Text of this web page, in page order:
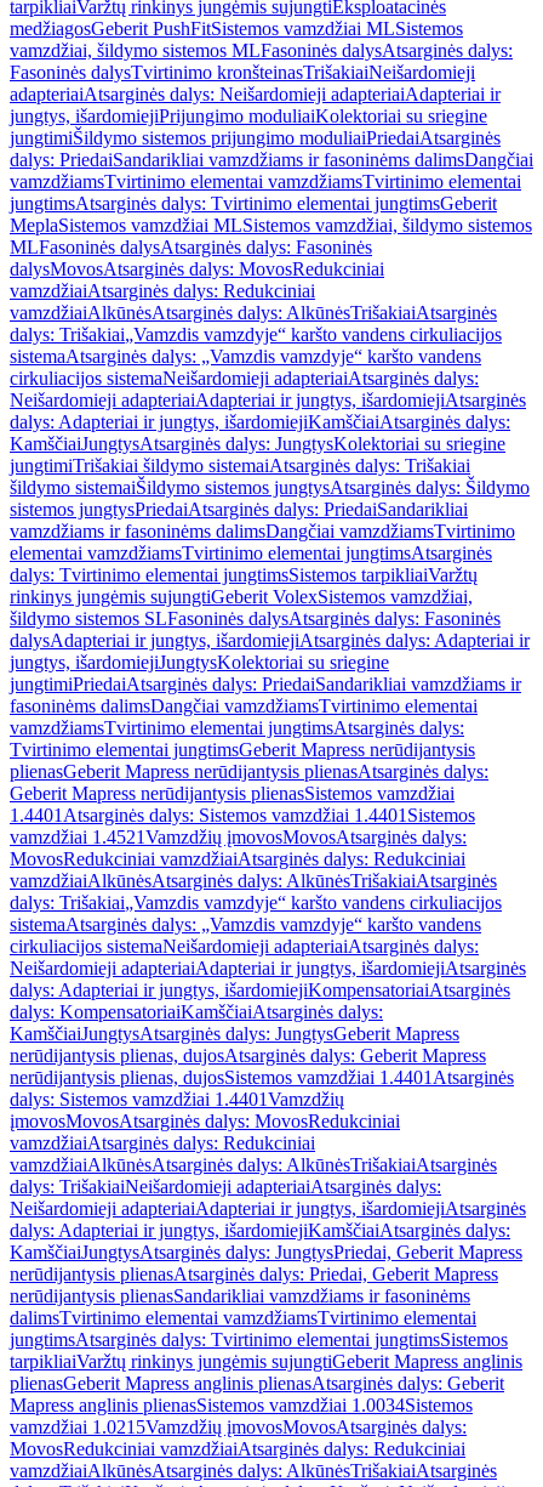
tarpikliaiVaržtų rinkinys jungėmis sujungtiEksploatacinės
medžiagosGeberit PushFitSistemos vamzdžiai MLSistemos
vamzdžiai, šildymo sistemos MLFasoninės dalysAtsarginės dalys:
Fasoninės dalysTvirtinimo kronšteinasTrišakiaiNeišardomieji
adapteriaiAtsarginės dalys: Neišardomieji adapteriaiAdapteriai ir
jungtys, išardomiejiPrijungimo moduliaiKolektoriai su sriegine
jungtimiŠildymo sistemos prijungimo moduliaiPriedaiAtsarginės
dalys: PriedaiSandarikliai vamzdžiams ir fasoninėms dalimsDangčiai
vamzdžiamsTvirtinimo elementai vamzdžiamsTvirtinimo elementai
jungtimsAtsarginės dalys: Tvirtinimo elementai jungtimsGeberit
MeplaSistemos vamzdžiai MLSistemos vamzdžiai, šildymo sistemos
MLFasoninės dalysAtsarginės dalys: Fasoninės
dalysMovosAtsarginės dalys: MovosRedukciniai
vamzdžiaiAtsarginės dalys: Redukciniai
vamzdžiaiAlkūnėsAtsarginės dalys: AlkūnėsTrišakiaiAtsarginės
dalys: Trišakiai„Vamzdis vamzdyje“ karšto vandens cirkuliacijos
sistemaAtsarginės dalys: „Vamzdis vamzdyje“ karšto vandens
cirkuliacijos sistemaNeišardomieji adapteriaiAtsarginės dalys:
Neišardomieji adapteriaiAdapteriai ir jungtys, išardomiejiAtsarginės
dalys: Adapteriai ir jungtys, išardomiejiKamščiaiAtsarginės dalys:
KamščiaiJungtysAtsarginės dalys: JungtysKolektoriai su sriegine
jungtimiTrišakiai šildymo sistemaiAtsarginės dalys: Trišakiai
šildymo sistemaiŠildymo sistemos jungtysAtsarginės dalys: Šildymo
sistemos jungtysPriedaiAtsarginės dalys: PriedaiSandarikliai
vamzdžiams ir fasoninėms dalimsDangčiai vamzdžiamsTvirtinimo
elementai vamzdžiamsTvirtinimo elementai jungtimsAtsarginės
dalys: Tvirtinimo elementai jungtimsSistemos tarpikliaiVaržtų
rinkinys jungėmis sujungtiGeberit VolexSistemos vamzdžiai,
šildymo sistemos SLFasoninės dalysAtsarginės dalys: Fasoninės
dalysAdapteriai ir jungtys, išardomiejiAtsarginės dalys: Adapteriai ir
jungtys, išardomiejiJungtysKolektoriai su sriegine
jungtimiPriedaiAtsarginės dalys: PriedaiSandarikliai vamzdžiams ir
fasoninėms dalimsDangčiai vamzdžiamsTvirtinimo elementai
vamzdžiamsTvirtinimo elementai jungtimsAtsarginės dalys:
Tvirtinimo elementai jungtimsGeberit Mapress nerūdijantysis
plienasGeberit Mapress nerūdijantysis plienasAtsarginės dalys:
Geberit Mapress nerūdijantysis plienasSistemos vamzdžiai
1.4401 Atsarginės dalys: Sistemos vamzdžiai 1.4401 Sistemos
vamzdžiai 1.4521Vamzdžių įmovosMovosAtsarginės dalys:
MovosRedukciniai vamzdžiaiAtsarginės dalys: Redukciniai
vamzdžiaiAlkūnėsAtsarginės dalys: AlkūnėsTrišakiaiAtsarginės
dalys: Trišakiai„Vamzdis vamzdyje“ karšto vandens cirkuliacijos
sistemaAtsarginės dalys: „Vamzdis vamzdyje“ karšto vandens
cirkuliacijos sistemaNeišardomieji adapteriaiAtsarginės dalys:
Neišardomieji adapteriaiAdapteriai ir jungtys, išardomiejiAtsarginės
dalys: Adapteriai ir jungtys, išardomiejiKompensatoriaiAtsarginės
dalys: KompensatoriaiKamščiaiAtsarginės dalys:
KamščiaiJungtysAtsarginės dalys: JungtysGeberit Mapress
nerūdijantysis plienas, dujosAtsarginės dalys: Geberit Mapress
nerūdijantysis plienas, dujosSistemos vamzdžiai 1.4401 Atsarginės
dalys: Sistemos vamzdžiai 1.4401Vamzdžių
įmovosMovosAtsarginės dalys: MovosRedukciniai
vamzdžiaiAtsarginės dalys: Redukciniai
vamzdžiaiAlkūnėsAtsarginės dalys: AlkūnėsTrišakiaiAtsarginės
dalys: TrišakiaiNeišardomieji adapteriaiAtsarginės dalys:
Neišardomieji adapteriaiAdapteriai ir jungtys, išardomiejiAtsarginės
dalys: Adapteriai ir jungtys, išardomiejiKamščiaiAtsarginės dalys:
KamščiaiJungtysAtsarginės dalys: JungtysPriedai, Geberit Mapress
nerūdijantysis plienasAtsarginės dalys: Priedai, Geberit Mapress
nerūdijantysis plienasSandarikliai vamzdžiams ir fasoninėms
dalimsTvirtinimo elementai vamzdžiamsTvirtinimo elementai
jungtimsAtsarginės dalys: Tvirtinimo elementai jungtimsSistemos
tarpikliaiVaržtų rinkinys jungėmis sujungtiGeberit Mapress anglinis
plienasGeberit Mapress anglinis plienasAtsarginės dalys: Geberit
Mapress anglinis plienasSistemos vamzdžiai 1.0034Sistemos
vamzdžiai 1.0215Vamzdžių įmovosMovosAtsarginės dalys:
MovosRedukciniai vamzdžiaiAtsarginės dalys: Redukciniai
vamzdžiaiAlkūnėsAtsarginės dalys: AlkūnėsTrišakiaiAtsarginės